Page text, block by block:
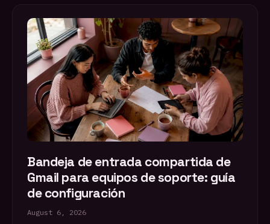
Bandeja de entrada compartida de
Gmail para equipos de soporte: guía
de configuración
August 6, 2026